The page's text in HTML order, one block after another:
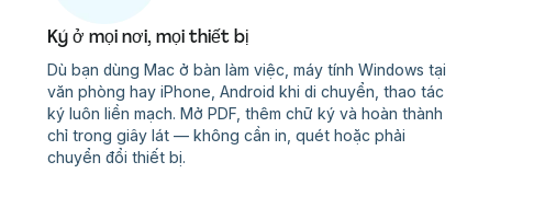
Ký ở mọi nơi, mọi thiết bị
Dù bạn dùng Mac ở bàn làm việc, máy tính Windows tại
văn phòng hay iPhone, Android khi di chuyển, thao tác
ký luôn liền mạch. Mở PDF, thêm chữ ký và hoàn thành
chỉ trong giây lát — không cần in, quét hoặc phải
chuyển đổi thiết bị.